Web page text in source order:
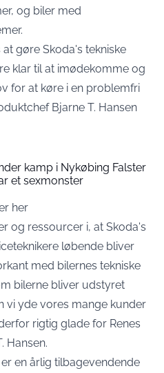
og biler med
gøre Skoda's tekniske
klar til at imødekomme og
for at køre i en problemfri
Bjarne T. Hansen
kamp i Nykøbing Falster
et sexmonster
her
og ressourcer i, at Skoda's
løbende bliver
med bilernes tekniske
bilerne bliver udstyret
vi yde vores mange kunder
rigtig glade for Renes
Hansen.
en årlig tilbagevendende